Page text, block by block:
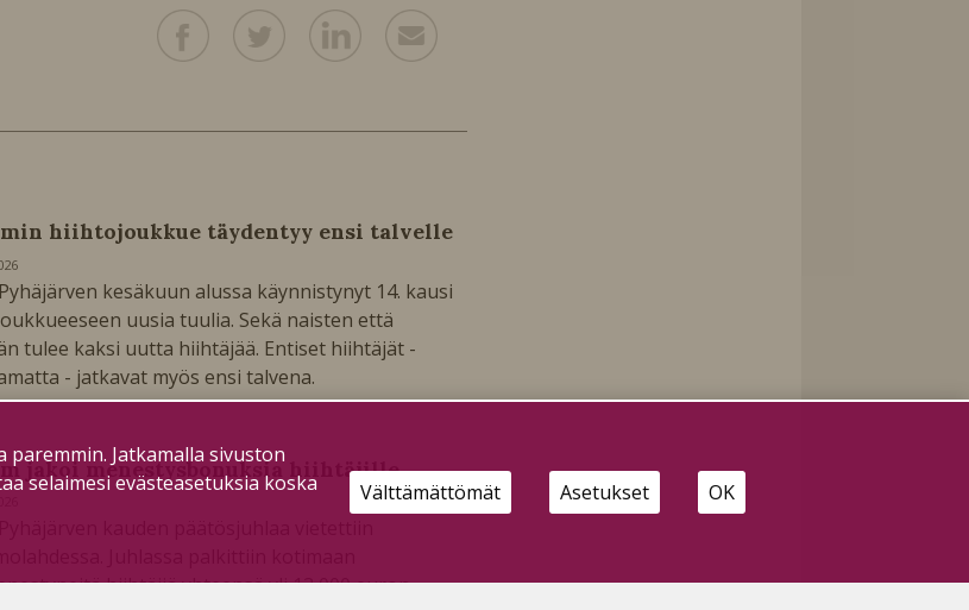
hiihtojoukkue täydentyy ensi talvelle
kesäkuun alussa käynnistynyt 14. kausi
uusia tuulia. Sekä naisten että
tulee kaksi uutta hiihtäjää. Entiset hiihtäjät -
- jatkavat myös ensi talvena.
jakoi menestysbonuksia hiihtäjille
hiihtäjiä yhteensä yli 13 000 euron
paremmin. Jatkamalla sivuston
selaimesi evästeasetuksia koska
Välttämättömät Asetukset OK